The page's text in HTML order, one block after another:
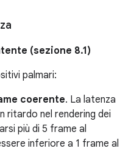
(sezione 8.1)
palmari:
coerente. La latenza
ritardo nel rendering dei
più di 5 frame al
inferiore a 1 frame al